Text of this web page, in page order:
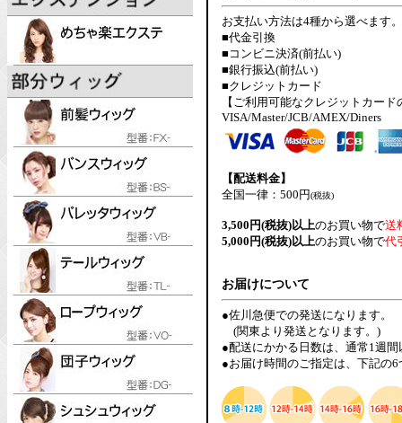
お支払い方法は4種から選べます。
■代金引換
■コンビニ決済(前払い)
■銀行振込(前払い)
■クレジットカード
【ご利用可能なクレジットカード
VISA/Master/JCB/AMEX/Diners
【配送料金】
全国一律：500円(税抜)
3,500円(税抜)以上のお買い物で送
5,000円(税抜)以上のお買い物で代
お届けについて
●佐川急便での発送になります。
(関東より発送となります。)
●配送にかかる日数は、通常1週
●お届け時間のご指定は、下記の